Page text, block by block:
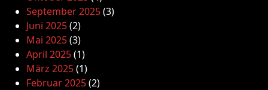
September 2025(3)
Juni 2025(2)
Mai 2025(3)
April 2025(1)
März 2025(1)
Februar 2025(2)